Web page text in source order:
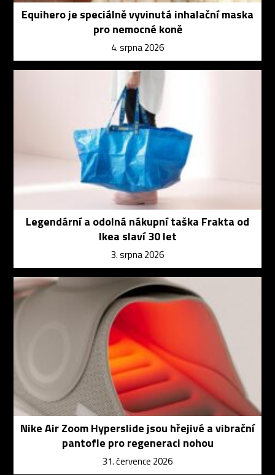
Equihero je speciálně vyvinutá inhalační maska
pro nemocné koně
4. srpna 2026
Legendární a odolná nákupní taška Frakta od
Ikea slaví 30 let
3. srpna 2026
Nike Air Zoom Hyperslide jsou hřejivé a vibrační
pantofle pro regeneraci nohou
31. července 2026